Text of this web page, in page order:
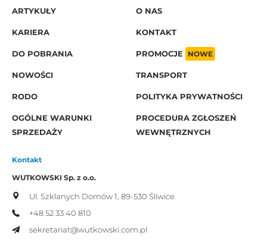
ARTYKUŁY O NAS
KARIERA KONTAKT
DO POBRANIA PROMOCJE NOWE
NOWOŚCI TRANSPORT
RODO POLITYKA PRYWATNOŚCI
OGÓLNE WARUNKI
SPRZEDAŻY
PROCEDURA ZGŁOSZEŃ
WEWNĘTRZNYCH
Kontakt
WUTKOWSKI Sp. z o.o.
Ul. Szklanych Domów 1, 89-530 Śliwice
+48 52 33 40 810
sekretariat@wutkowski.com.pl